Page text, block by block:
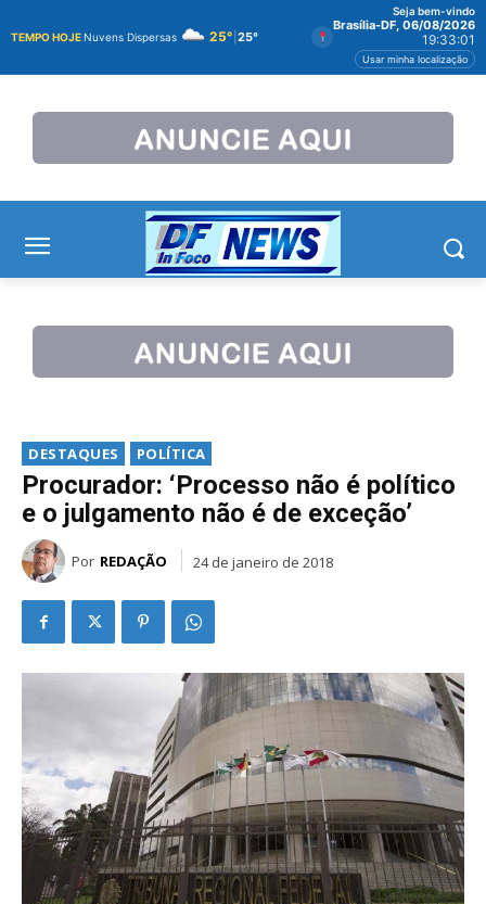
TEMPO HOJENuvens Dispersas 25° 25°
Seja bem-vindo
Brasília-DF, 06/08/2026
19:33:02
Usar minha localização
DESTAQUES POLÍTICA
Procurador: ‘Processo não é político
e o julgamento não é de exceção’
Por REDAÇÃO 24 de janeiro de 2018